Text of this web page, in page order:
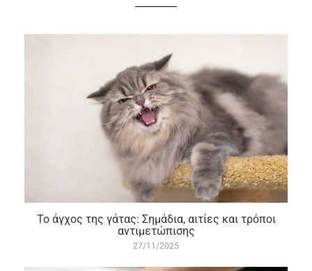
Το άγχος της γάτας: Σημάδια, αιτίες και τρόποι
αντιμετώπισης
27/11/2025